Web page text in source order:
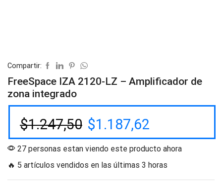
Compartir:
FreeSpace IZA 2120-LZ – Amplificador de
zona integrado
$1.247,50 $1.187,62
27 personas estan viendo este producto ahora
🔥 5 artículos vendidos en las últimas 3 horas